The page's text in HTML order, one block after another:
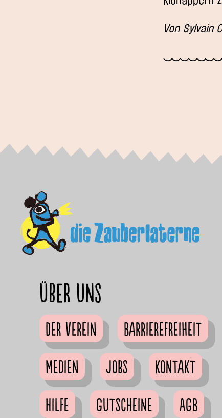
Von Sylvain
Über uns
Der Verein
Barrierefreiheit
Medien
Jobs
Kontakt
Hilfe
Gutscheine AGB